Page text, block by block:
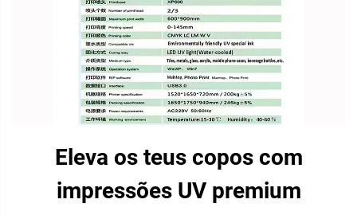
Eleva os teus copos com
impressões UV premium